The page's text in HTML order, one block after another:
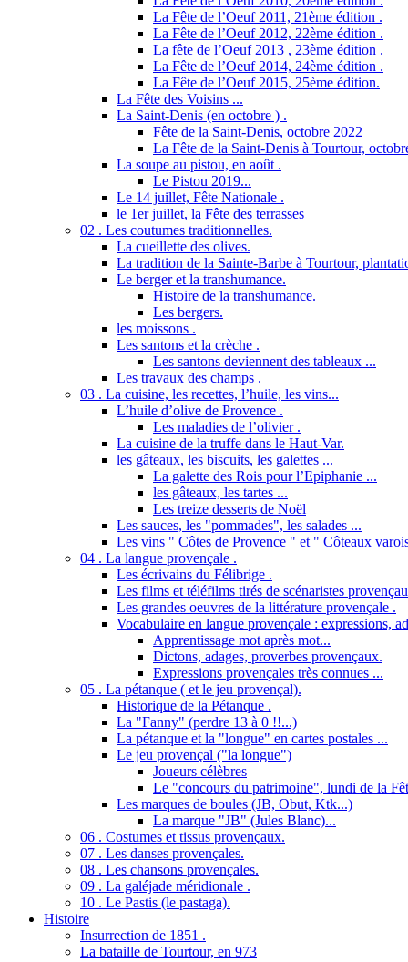
La Fête de l’Oeuf 2011, 21ème édition .
La Fête de l’Oeuf 2012, 22ème édition .
La fête de l’Oeuf 2013 , 23ème édition .
La Fête de l’Oeuf 2014, 24ème édition .
La Fête de l’Oeuf 2015, 25ème édition.
La Fête des Voisins ...
La Saint-Denis (en octobre ) .
Fête de la Saint-Denis, octobre 2022
La Fête de la Saint-Denis à Tourtour,
La soupe au pistou, en août .
Le Pistou 2019...
Le 14 juillet, Fête Nationale .
le 1er juillet, la Fête des terrasses
02 . Les coutumes traditionnelles.
La cueillette des olives.
La tradition de la Sainte-Barbe à Tourtour,
Le berger et la transhumance.
Histoire de la transhumance.
Les bergers.
les moissons .
Les santons et la crèche .
Les santons deviennent des tableaux ...
Les travaux des champs .
03 . La cuisine, les recettes, l’huile, les vins...
L’huile d’olive de Provence .
Les maladies de l’olivier .
La cuisine de la truffe dans le Haut-Var.
les gâteaux, les biscuits, les galettes ...
La galette des Rois pour l’Epiphanie ...
les gâteaux, les tartes ...
Les treize desserts de Noël
Les sauces, les "pommades", les salades ...
Les vins " Côtes de Provence " et " Côteaux
04 . La langue provençale .
Les écrivains du Félibrige .
Les films et téléfilms tirés de scénaristes
Les grandes oeuvres de la littérature provençale .
Vocabulaire en langue provençale : expressions,
Apprentissage mot après mot...
Dictons, adages, proverbes provençaux.
Expressions provençales très connues ...
05 . La pétanque ( et le jeu provençal).
Historique de la Pétanque .
La "Fanny" (perdre 13 à 0 !!...)
La pétanque et la "longue" en cartes postales ...
Le jeu provençal ("la longue")
Joueurs célèbres
Le "concours du patrimoine", lundi de la
Les marques de boules (JB, Obut, Ktk...)
La marque "JB" (Jules Blanc)...
06 . Costumes et tissus provençaux.
07 . Les danses provençales.
08 . Les chansons provençales.
09 . La galéjade méridionale .
10 . Le Pastis (le pastaga).
Histoire
Insurrection de 1851 .
La bataille de Tourtour, en 973